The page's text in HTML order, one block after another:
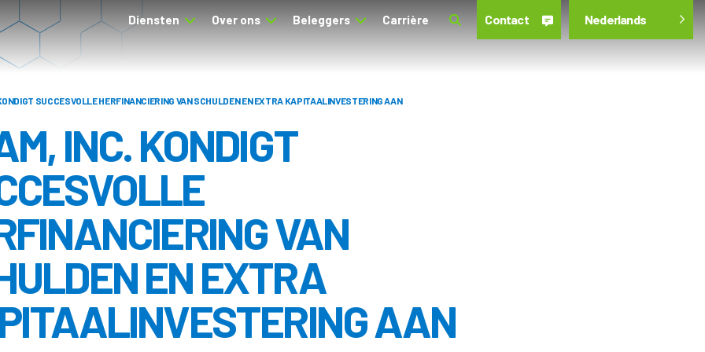
Diensten Over ons Beleggers Carrière Contact Nederlands
SUCCESVOLLE HERFINANCIERING VAN SCHULDEN EN EXTRA KAPITAALINVESTERING AAN
INC. KONDIGT
VAN
EN EXTRA
AAN